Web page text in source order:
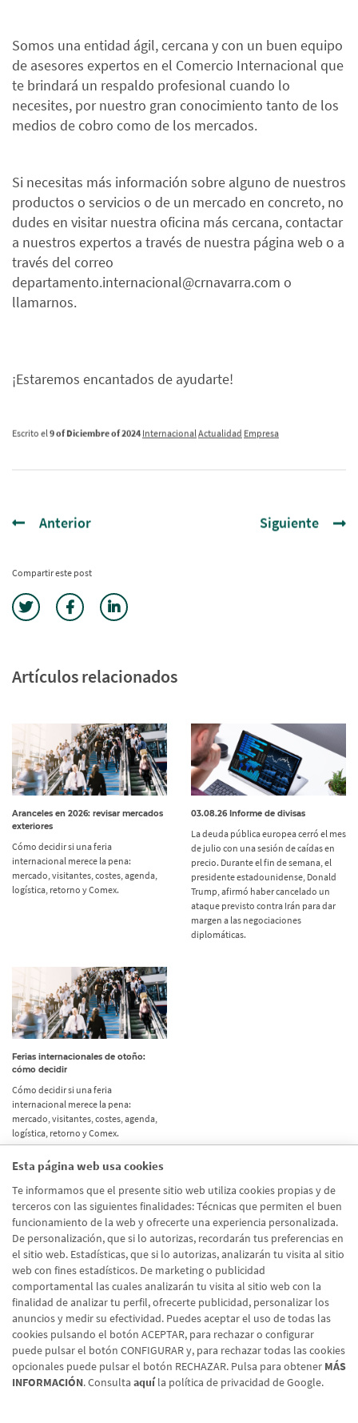
Esta página web usa cookies
Te informamos que el presente sitio web utiliza cookies propias y de
terceros con las siguientes finalidades: Técnicas que permiten el buen
funcionamiento de la web y ofrecerte una experiencia personalizada.
De personalización, que si lo autorizas, recordarán tus preferencias en
el sitio web. Estadísticas, que si lo autorizas, analizarán tu visita al sitio
web con fines estadísticos. De marketing o publicidad
comportamental las cuales analizarán tu visita al sitio web con la
finalidad de analizar tu perfil, ofrecerte publicidad, personalizar los
anuncios y medir su efectividad. Puedes aceptar el uso de todas las
cookies pulsando el botón ACEPTAR, para rechazar o configurar
puede pulsar el botón CONFIGURAR y, para rechazar todas las cookies
opcionales puede pulsar el botón RECHAZAR. Pulsa para obtener MÁS
INFORMACIÓN. Consulta aquíla política de privacidad de Google.
Somos una entidad ágil, cercana y con un buen equipo
de asesores expertos en el Comercio Internacional que
te brindará un respaldo profesional cuando lo
necesites, por nuestro gran conocimiento tanto de los
medios de cobro como de los mercados.
Si necesitas más información sobre alguno de nuestros
productos o servicios o de un mercado en concreto, no
dudes en visitar nuestra oficina más cercana, contactar
a nuestros expertos a través de nuestra página web o a
través del correo
departamento.internacional@crnavarra.com o
llamarnos.
¡Estaremos encantados de ayudarte!
Escrito el9 of Diciembre of 2024 InternacionalActualidad Empresa
Anterior Siguiente
Compartir este post
Artículos relacionados
Aranceles en 2026: revisar mercados
exteriores
Cómo decidir si una feria
internacional merece la pena:
mercado, visitantes, costes, agenda,
logística, retorno y Comex.
03.08.26 Informe de divisas
La deuda pública europea cerró el mes
de julio con una sesión de caídas en
precio. Durante el fin de semana, el
presidente estadounidense, Donald
Trump, afirmó haber cancelado un
ataque previsto contra Irán para dar
margen a las negociaciones
diplomáticas.
Ferias internacionales de otoño:
cómo decidir
Cómo decidir si una feria
internacional merece la pena:
mercado, visitantes, costes, agenda,
logística, retorno y Comex.
Etiquetas
Actualidad(514)
Internacional(490)
Empresa(138)
Recomendaciones
Internacional - Cloned(8)
Actualidad - Cloned (8)